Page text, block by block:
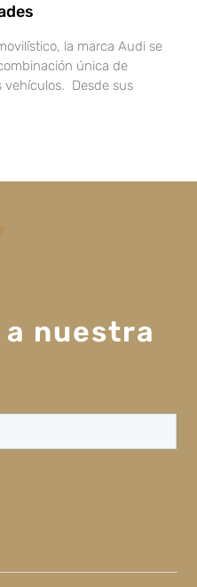
la marca Audi se
única de
vehículos. Desde sus
a nuestra